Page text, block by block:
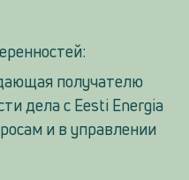
получателю
дела с Eesti Energia
и в управлении